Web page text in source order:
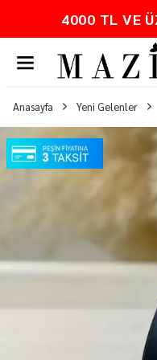
KARGO BEDAVA
Anasayfa Yeni Gelenler